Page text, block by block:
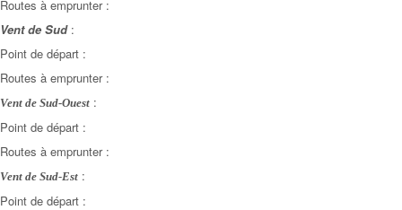
Routes à emprunter :
Vent de Sud:
Point de départ :
Routes à emprunter :
Vent de Sud-Ouest :
Point de départ :
Routes à emprunter :
Vent de Sud-Est :
Point de départ :